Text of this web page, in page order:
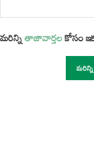
మరిన్నితాజావార్తలకోసం